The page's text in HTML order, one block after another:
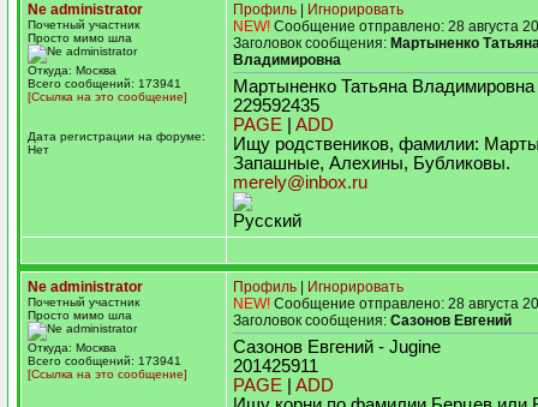
Ne administrator
Почетный участник
Просто мимо шла
Откуда: Москва
Всего сообщений: 173941
[Ссылка на это сообщение]
Дата регистрации на форуме:
Нет
Профиль
Игнорировать
NEW! Сообщение отправлено: 28 августа
Заголовок сообщения: Мартыненко
Владимировна
Мартыненко Татьяна
229592435
PAGE
ADD
Ищу родствеников, фамилии:
Запашные, Алехины, Бубликовы.
merely@inbox.ru
Русский
Ne administrator
Почетный участник
Просто мимо шла
Откуда: Москва
Всего сообщений: 173941
[Ссылка на это сообщение]
Профиль
Игнорировать
NEW! Сообщение отправлено: 28 августа
Заголовок сообщения: Сазонов Евгений
Сазонов Евгений - Jugine
201425911
PAGE
ADD